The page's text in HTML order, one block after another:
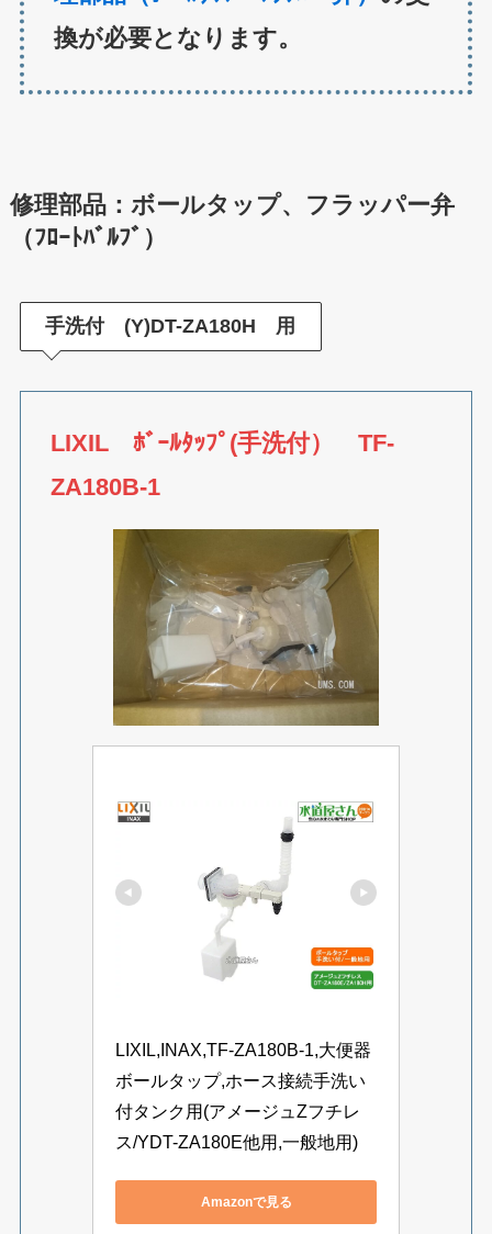
換が必要となります。
修理部品：ボールタップ、フラッパー弁
（ﾌﾛｰﾄﾊﾞﾙﾌﾞ）
手洗付 (Y)DT-ZA180H 用
LIXIL ﾎﾞｰﾙﾀｯﾌﾟ(手洗付） TF-
ZA180B-1
LIXIL,INAX,TF-ZA180B-1,大便器
ボールタップ,ホース接続手洗い
付タンク用(アメージュZフチレ
ス/YDT-ZA180E他用,一般地用)
Amazonで見る